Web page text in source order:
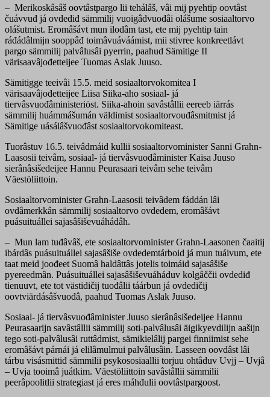
– Merikoskâsâš oovtâstpargo lii tehálâš, vâi mij pyehtip oovtâst
čuávvuđ já ovdediđ sämmilij vuoigâdvuođâi olášume sosiaaltorvo
olášutmist. Eromâšávt mun ilodâm tast, ete mij pyehtip tain
ráđádâlmijn sooppâđ toimâvuáváámist, mii stivree konkreetlávt
pargo sämmilij palvâlusâi pyerrin, paahud Sämitige II
värisaavâjođetteijee Tuomas Aslak Juuso.
Sämitigge teeivâi 15.5. meid sosiaaltorvokomitea I
värisaavâjođetteijee Liisa Siika-aho sosiaal- já
tiervâsvuođâministeriöst. Siika-ahoin savâstâllii eereeb iärrás
sämmilij huámmášumán väldimist sosiaaltorvouđâsmitmist já
Sämitige uásálâšvuođâst sosiaaltorvokomiteast.
Tuorâstuv 16.5. teivâdmáid kullii sosiaaltorvominister Sanni Grahn-
Laasosii teivâm, sosiaal- já tiervâsvuođâminister Kaisa Juuso
sierânâsišedeijee Hannu Peurasaari teivâm sehe teivâm
Väestöliittoin.
Sosiaaltorvominister Grahn-Laasosii teivâdem fáddán lâi
ovdâmerkkân sämmilij sosiaaltorvo ovdedem, eromâšávt
puásuituállei sajasâšiševuáhádâh.
– Mun lam tuđâvâš, ete sosiaaltorvominister Grahn-Laasonen čaaitij
ibárdâs puásuituállei sajasâšiše ovdedemtárboid já mun tuáivum, ete
taat meid joođeet Suomâ haldâttâs jotelis toimáid sajasâšiše
pyereedmân. Puásuituállei sajasâšiševuáháduv kolgâččii ovdediđ
tienuuvt, ete tot västidičij tuođâlii táárbun já ovdedičij
oovtviärdásâšvuođâ, paahud Tuomas Aslak Juuso.
Sosiaal- já tiervâsvuođâminister Juuso sierânâsišedeijee Hannu
Peurasaarijn savâstâllii sämmilij soti-palvâlusâi äigikyevdilijn aašijn
tego soti-palvâlusâi ruttâdmist, sämikielâlij pargei finniimist sehe
eromâšávt párnái já elilâmulmui palvâlusâin. Lasseen oovdâst lâi
tárbu visásmittiđ sämmilii psykososiaallii torjuu ohtâduv Uvjj – Uvjâ
– Uvja tooimâ juátkim. Väestöliittoin savâstâllii sämmilii
peerâpoolitlii strategiast já eres máhđulii oovtâstpargoost.